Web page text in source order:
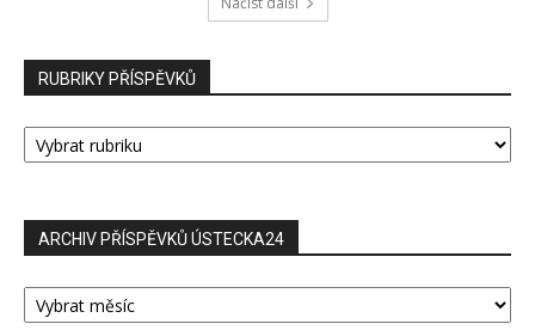
RUBRIKY PŘÍSPĚVKŮ
RUBRIKY
PŘÍSPĚVKŮ
ARCHIV PŘÍSPĚVKŮ ÚSTECKA24
ARCHIV
PŘÍSPĚVKŮ